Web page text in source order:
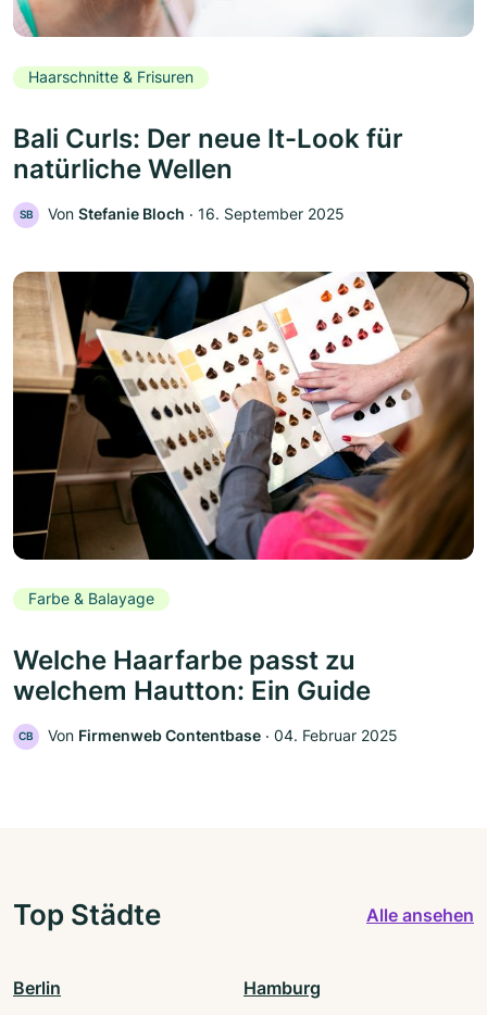
Haarschnitte & Frisuren
Bali Curls: Der neue It-Look für
natürliche Wellen
SB Von Stefanie Bloch ‧ 16. September 2025
Farbe & Balayage
Welche Haarfarbe passt zu
welchem Hautton: Ein Guide
CB Von Firmenweb Contentbase ‧ 04. Februar 2025
Top Städte Alle ansehen
Berlin Hamburg